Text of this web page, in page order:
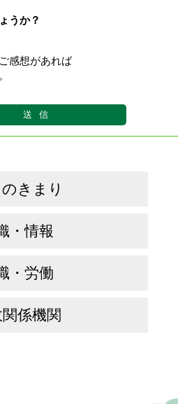
うか？
感想があれば
きまり
・情報
・労働
係機関